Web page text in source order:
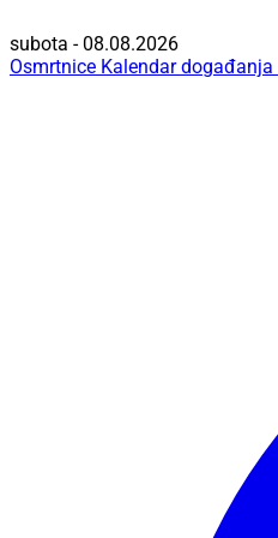
subota - 08.08.2026
Osmrtnice Kalendar događanja